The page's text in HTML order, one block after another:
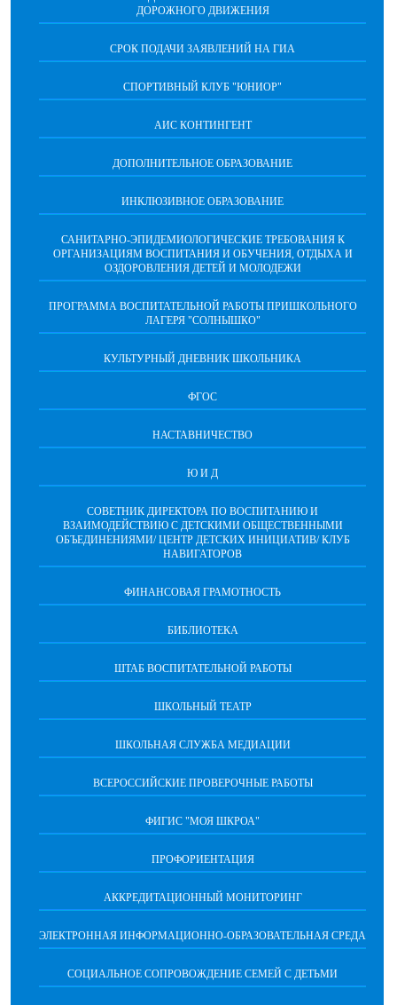
ДОРОЖНОГО ДВИЖЕНИЯ
СРОК ПОДАЧИ ЗАЯВЛЕНИЙ НА ГИА
СПОРТИВНЫЙ КЛУБ "ЮНИОР"
АИС КОНТИНГЕНТ
ДОПОЛНИТЕЛЬНОЕ ОБРАЗОВАНИЕ
ИНКЛЮЗИВНОЕ ОБРАЗОВАНИЕ
САНИТАРНО-ЭПИДЕМИОЛОГИЧЕСКИЕ ТРЕБОВАНИЯ К
ОРГАНИЗАЦИЯМ ВОСПИТАНИЯ И ОБУЧЕНИЯ, ОТДЫХА И
ОЗДОРОВЛЕНИЯ ДЕТЕЙ И МОЛОДЕЖИ
ПРОГРАММА ВОСПИТАТЕЛЬНОЙ РАБОТЫ ПРИШКОЛЬНОГО
ЛАГЕРЯ "СОЛНЫШКО"
КУЛЬТУРНЫЙ ДНЕВНИК ШКОЛЬНИКА
ФГОС
НАСТАВНИЧЕСТВО
Ю И Д
СОВЕТНИК ДИРЕКТОРА ПО ВОСПИТАНИЮ И
ВЗАИМОДЕЙСТВИЮ С ДЕТСКИМИ ОБЩЕСТВЕННЫМИ
ОБЪЕДИНЕНИЯМИ/ ЦЕНТР ДЕТСКИХ ИНИЦИАТИВ/ КЛУБ
НАВИГАТОРОВ
ФИНАНСОВАЯ ГРАМОТНОСТЬ
БИБЛИОТЕКА
ШТАБ ВОСПИТАТЕЛЬНОЙ РАБОТЫ
ШКОЛЬНЫЙ ТЕАТР
ШКОЛЬНАЯ СЛУЖБА МЕДИАЦИИ
ВСЕРОССИЙСКИЕ ПРОВЕРОЧНЫЕ РАБОТЫ
ФИГИС "МОЯ ШКРОА"
ПРОФОРИЕНТАЦИЯ
АККРЕДИТАЦИОННЫЙ МОНИТОРИНГ
ЭЛЕКТРОННАЯ ИНФОРМАЦИОННО-ОБРАЗОВАТЕЛЬНАЯ СРЕДА
СОЦИАЛЬНОЕ СОПРОВОЖДЕНИЕ СЕМЕЙ С ДЕТЬМИ